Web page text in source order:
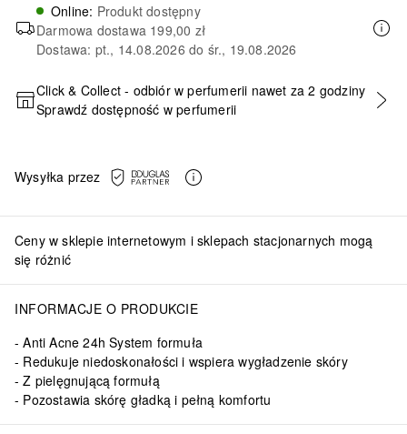
Online: Produkt dostępny
Darmowa dostawa 199,00 zł
Dostawa: pt., 14.08.2026 do śr., 19.08.2026
DODAJ DO KOSZYKA
Click & Collect - odbiór w perfumerii nawet za 2 godziny
Sprawdź dostępność w perfumerii
Wysyłka przez
Ceny w sklepie internetowym i sklepach stacjonarnych mogą
się różnić
INFORMACJE O PRODUKCIE
Anti Acne 24h System formuła
Redukuje niedoskonałości i wspiera wygładzenie skóry
Z pielęgnującą formułą
Pozostawia skórę gładką i pełną komfortu